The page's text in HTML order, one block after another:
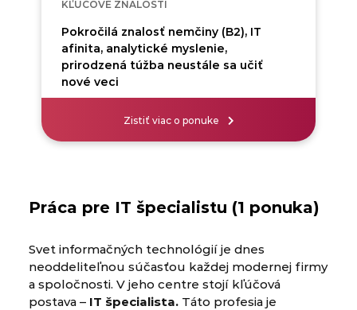
KĽÚČOVÉ ZNALOSTI
Pokročilá znalosť nemčiny (B2), IT
afinita, analytické myslenie,
prirodzená túžba neustále sa učiť
nové veci
Zistiť viac o ponuke
Práca pre IT špecialistu (1 ponuka)
Svet informačných technológií je dnes
neoddeliteľnou súčasťou každej modernej firmy
a spoločnosti. V jeho centre stojí kľúčová
postava – IT špecialista.Táto profesia je